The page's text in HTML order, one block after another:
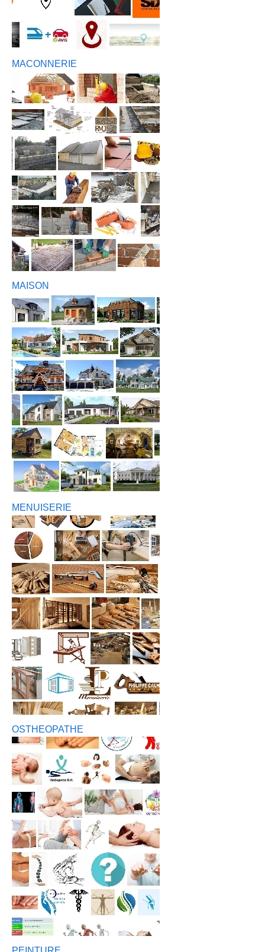
MACONNERIE
MAISON
MENUISERIE
OSTHEOPATHE